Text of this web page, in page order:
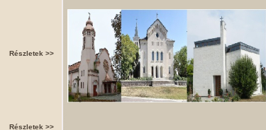
Részletek >>
Részletek >>